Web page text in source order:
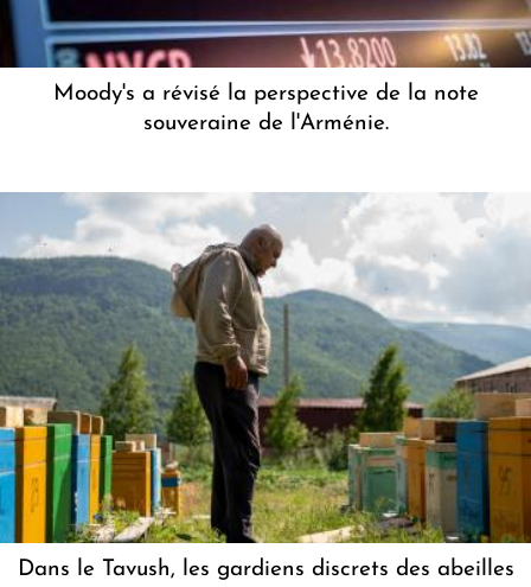
Moody's a révisé la perspective de la note
souveraine de l'Arménie.
Dans le Tavush, les gardiens discrets des abeilles